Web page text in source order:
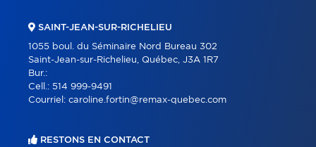
SAINT-JEAN-SUR-RICHELIEU
1055 boul. du Séminaire Nord Bureau 302
Saint-Jean-sur-Richelieu, Québec, J3A 1R7
Bur.:
Cell.: 514 999-9491
Courriel: caroline.fortin@remax-quebec.com
RESTONS EN CONTACT